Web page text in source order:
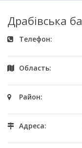
Драбівська
Телефон:
Область:
Район:
Адреса: